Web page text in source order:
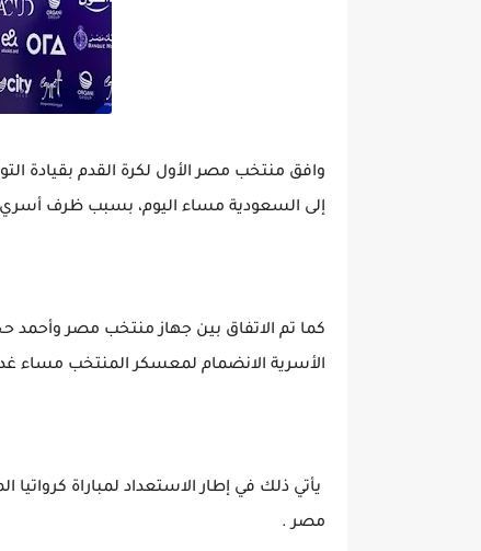
وافق منتخب مصر الأول لكرة القدم بقيادة
إلى السعودية مساء اليوم، بسبب ظرف أسري
كما تم الاتفاق بين جهاز منتخب مصر وأحمد
الأسرية الانضمام لمعسكر المنتخب مساء
يأتي ذلك في إطار الاستعداد لمباراة
مصر .